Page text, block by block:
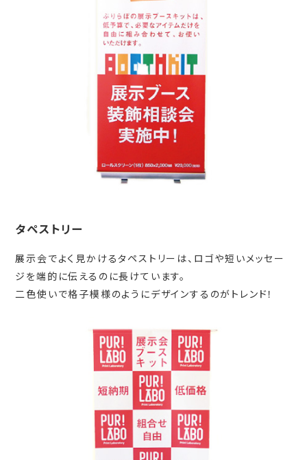
タペストリー
展示会でよく見かけるタペストリーは、ロゴや短いメッセー
ジを端的に伝えるのに長けています。
二色使いで格子模様のようにデザインするのがトレンド！